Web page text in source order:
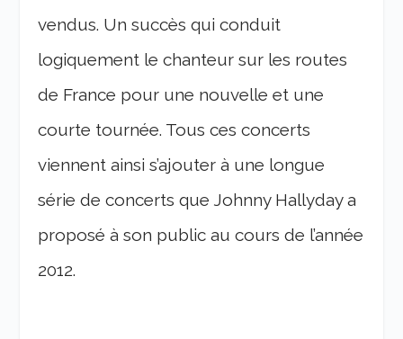
vendus. Un succès qui conduit
logiquement le chanteur sur les routes
de France pour une nouvelle et une
courte tournée. Tous ces concerts
viennent ainsi s’ajouter à une longue
série de concerts que Johnny Hallyday a
proposé à son public au cours de l’année
2012.